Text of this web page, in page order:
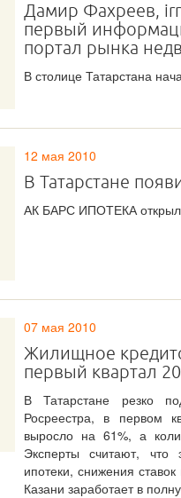
Дамир Фахреев,
первый
портал рынка
В столице Татарстана
12 мая 2010
В Татарстане
АК БАРС ИПОТЕКА
07 мая 2010
Жилищное
первый квартал
В Татарстане резко
Росреестра, в первом
выросло на 61%, а
Эксперты считают, что
ипотеки, снижения
Казани заработает в